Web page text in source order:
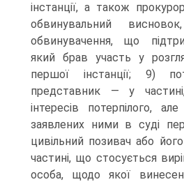
інстанції, а також
обвинувальний
обвинувачення, що
який брав участь у
першої інстанції; 9)
представник — у
інтересів потерпілого,
заявлених ними в суді
цивільний позивач або
частині, що стосується
особа, щодо якої